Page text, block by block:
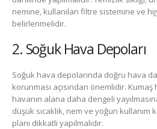
nemine, kullanılan filtre sistemine ve
belirlenmelidir.
2. Soğuk Hava Depoları
Soğuk hava depolarında doğru hava
korunması açısından önemlidir.
havanın alana daha dengeli
düşük sıcaklık, nem ve yoğun kullanım
planı dikkatli yapılmalıdır.